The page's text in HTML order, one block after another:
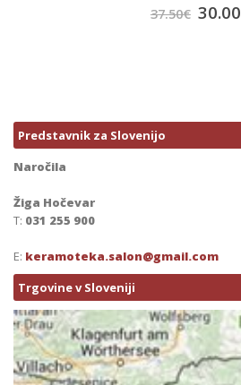
37.50€ 30.00
Predstavnik za Slovenijo
Naročila
Žiga Hočevar
T: 031 255 900
E: keramoteka.salon@gmail.com
Trgovine v Sloveniji